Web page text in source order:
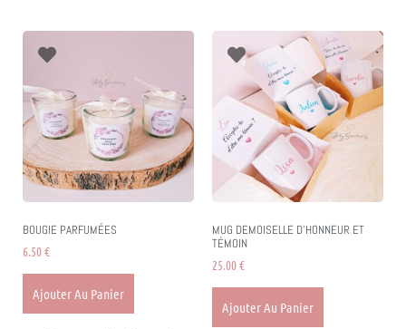
BOUGIE PARFUMÉES
6.50€
Ajouter Au Panier
MUG DEMOISELLE D’HONNEUR ET
TÉMOIN
25.00€
Ajouter Au Panier